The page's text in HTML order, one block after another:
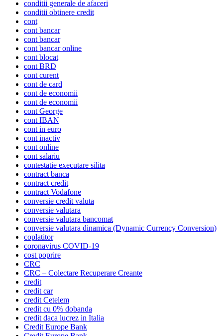
conditii generale de afaceri
conditii obtinere credit
cont
cont bancar
cont bancar
cont bancar online
cont blocat
cont BRD
cont curent
cont de card
cont de economii
cont de economii
cont George
cont IBAN
cont in euro
cont inactiv
cont online
cont salariu
contestatie executare silita
contract banca
contract credit
contract Vodafone
conversie credit valuta
conversie valutara
conversie valutara bancomat
conversie valutara dinamica (Dynamic Currency Conversion)
coplatitor
coronavirus COVID-19
cost poprire
CRC
CRC – Colectare Recuperare Creante
credit
credit car
credit Cetelem
credit cu 0% dobanda
credit daca lucrez in Italia
Credit Europe Bank